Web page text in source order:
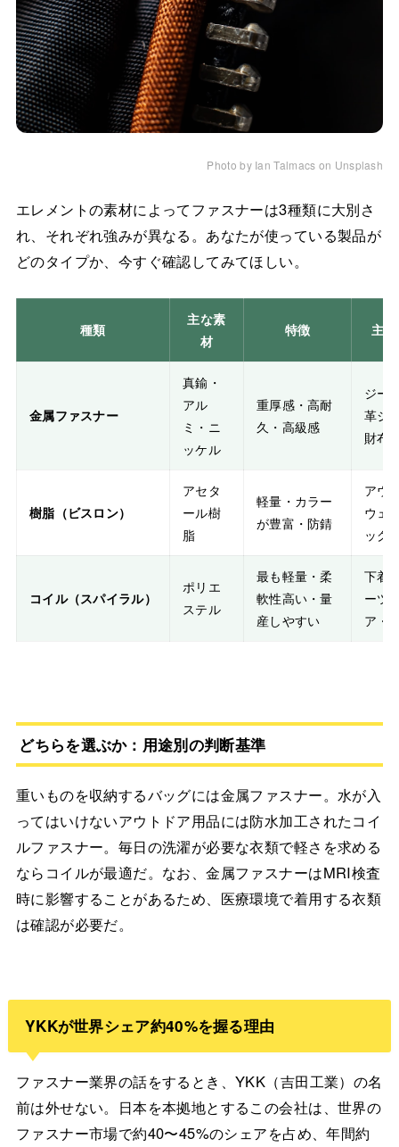
Photo by Ian Talmacs on Unsplash
エレメントの素材によってファスナーは3種類に大別さ
れ、それぞれ強みが異なる。あなたが使っている製品が
どのタイプか、今すぐ確認してみてほしい。
種類
主な素
材
特徴 主
金属ファスナー
真鍮・
アル
ミ・ニ
ッケル
重厚感・高耐
久・高級感
ジー
革ジ
財布
樹脂（ビスロン）
アセタ
ール樹
脂
軽量・カラー
が豊富・防錆
アウ
ウェ
ッグ
コイル（スパイラル）
ポリエ
ステル
最も軽量・柔
軟性高い・量
産しやすい
下着
ーツ
ア・
どちらを選ぶか：用途別の判断基準
重いものを収納するバッグには金属ファスナー。水が入
ってはいけないアウトドア用品には防水加工されたコイ
ルファスナー。毎日の洗濯が必要な衣類で軽さを求める
ならコイルが最適だ。なお、金属ファスナーはMRI検査
時に影響することがあるため、医療環境で着用する衣類
は確認が必要だ。
YKKが世界シェア約40%を握る理由
ファスナー業界の話をするとき、YKK（吉田工業）の名
前は外せない。日本を本拠地とするこの会社は、世界の
ファスナー市場で約40〜45%のシェアを占め、年間約